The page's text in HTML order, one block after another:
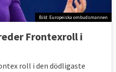
Bild: Europeiska ombudsmannen
Frontexroll i
roll i den dödligaste